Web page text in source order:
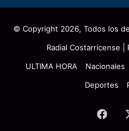
© Copyright 2026, Todos los
Radial Costarricense |
ULTIMA HORA
Nacionales
Deportes